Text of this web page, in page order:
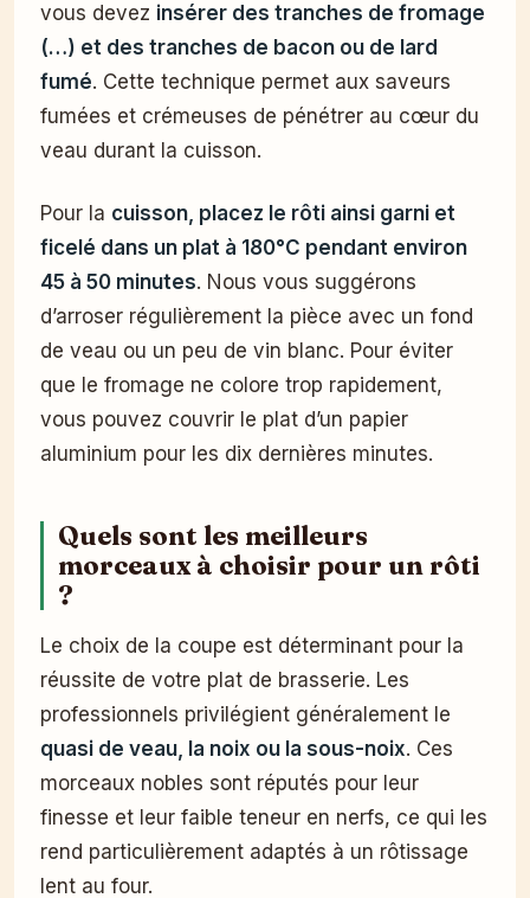
vous devez insérer des tranches de fromage
(…) et des tranches de bacon ou de lard
fumé. Cette technique permet aux saveurs
fumées et crémeuses de pénétrer au cœur du
veau durant la cuisson.
Pour la cuisson, placez le rôti ainsi garni et
ficelé dans un plat à 180°C pendant environ
45 à 50 minutes. Nous vous suggérons
d’arroser régulièrement la pièce avec un fond
de veau ou un peu de vin blanc. Pour éviter
que le fromage ne colore trop rapidement,
vous pouvez couvrir le plat d’un papier
aluminium pour les dix dernières minutes.
Quels sont les meilleurs
morceaux à choisir pour un rôti
?
Le choix de la coupe est déterminant pour la
réussite de votre plat de brasserie. Les
professionnels privilégient généralement le
quasi de veau, la noix ou la sous-noix. Ces
morceaux nobles sont réputés pour leur
finesse et leur faible teneur en nerfs, ce qui les
rend particulièrement adaptés à un rôtissage
lent au four.